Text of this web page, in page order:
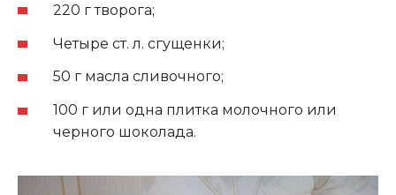
220 г творога;
Четыре ст. л. сгущенки;
50 г масла сливочного;
100 г или одна плитка молочного или
черного шоколада.